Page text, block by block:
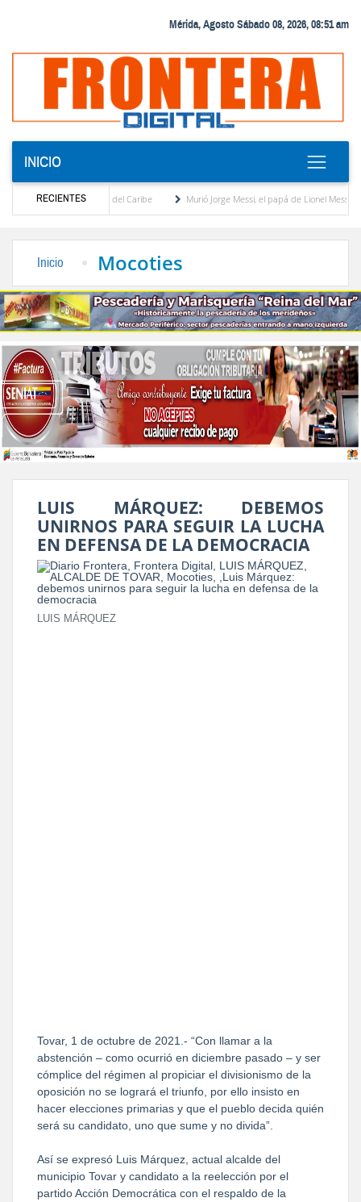
Mérida, Agosto Sábado 08, 2026, 08:51 am
INICIO
RECIENTESy del Caribe Murió Jorge Messi, el papá de Lionel Messi
Inicio Mocoties
LUIS MÁRQUEZ: DEBEMOS
UNIRNOS PARA SEGUIR LA LUCHA
EN DEFENSA DE LA DEMOCRACIA
LUIS MÁRQUEZ
Tovar, 1 de octubre de 2021.- “Con llamar a la
abstención – como ocurrió en diciembre pasado – y ser
cómplice del régimen al propiciar el divisionismo de la
oposición no se logrará el triunfo, por ello insisto en
hacer elecciones primarias y que el pueblo decida quién
será su candidato, uno que sume y no divida”.
Así se expresó Luis Márquez, actual alcalde del
municipio Tovar y candidato a la reelección por el
partido Acción Democrática con el respaldo de la